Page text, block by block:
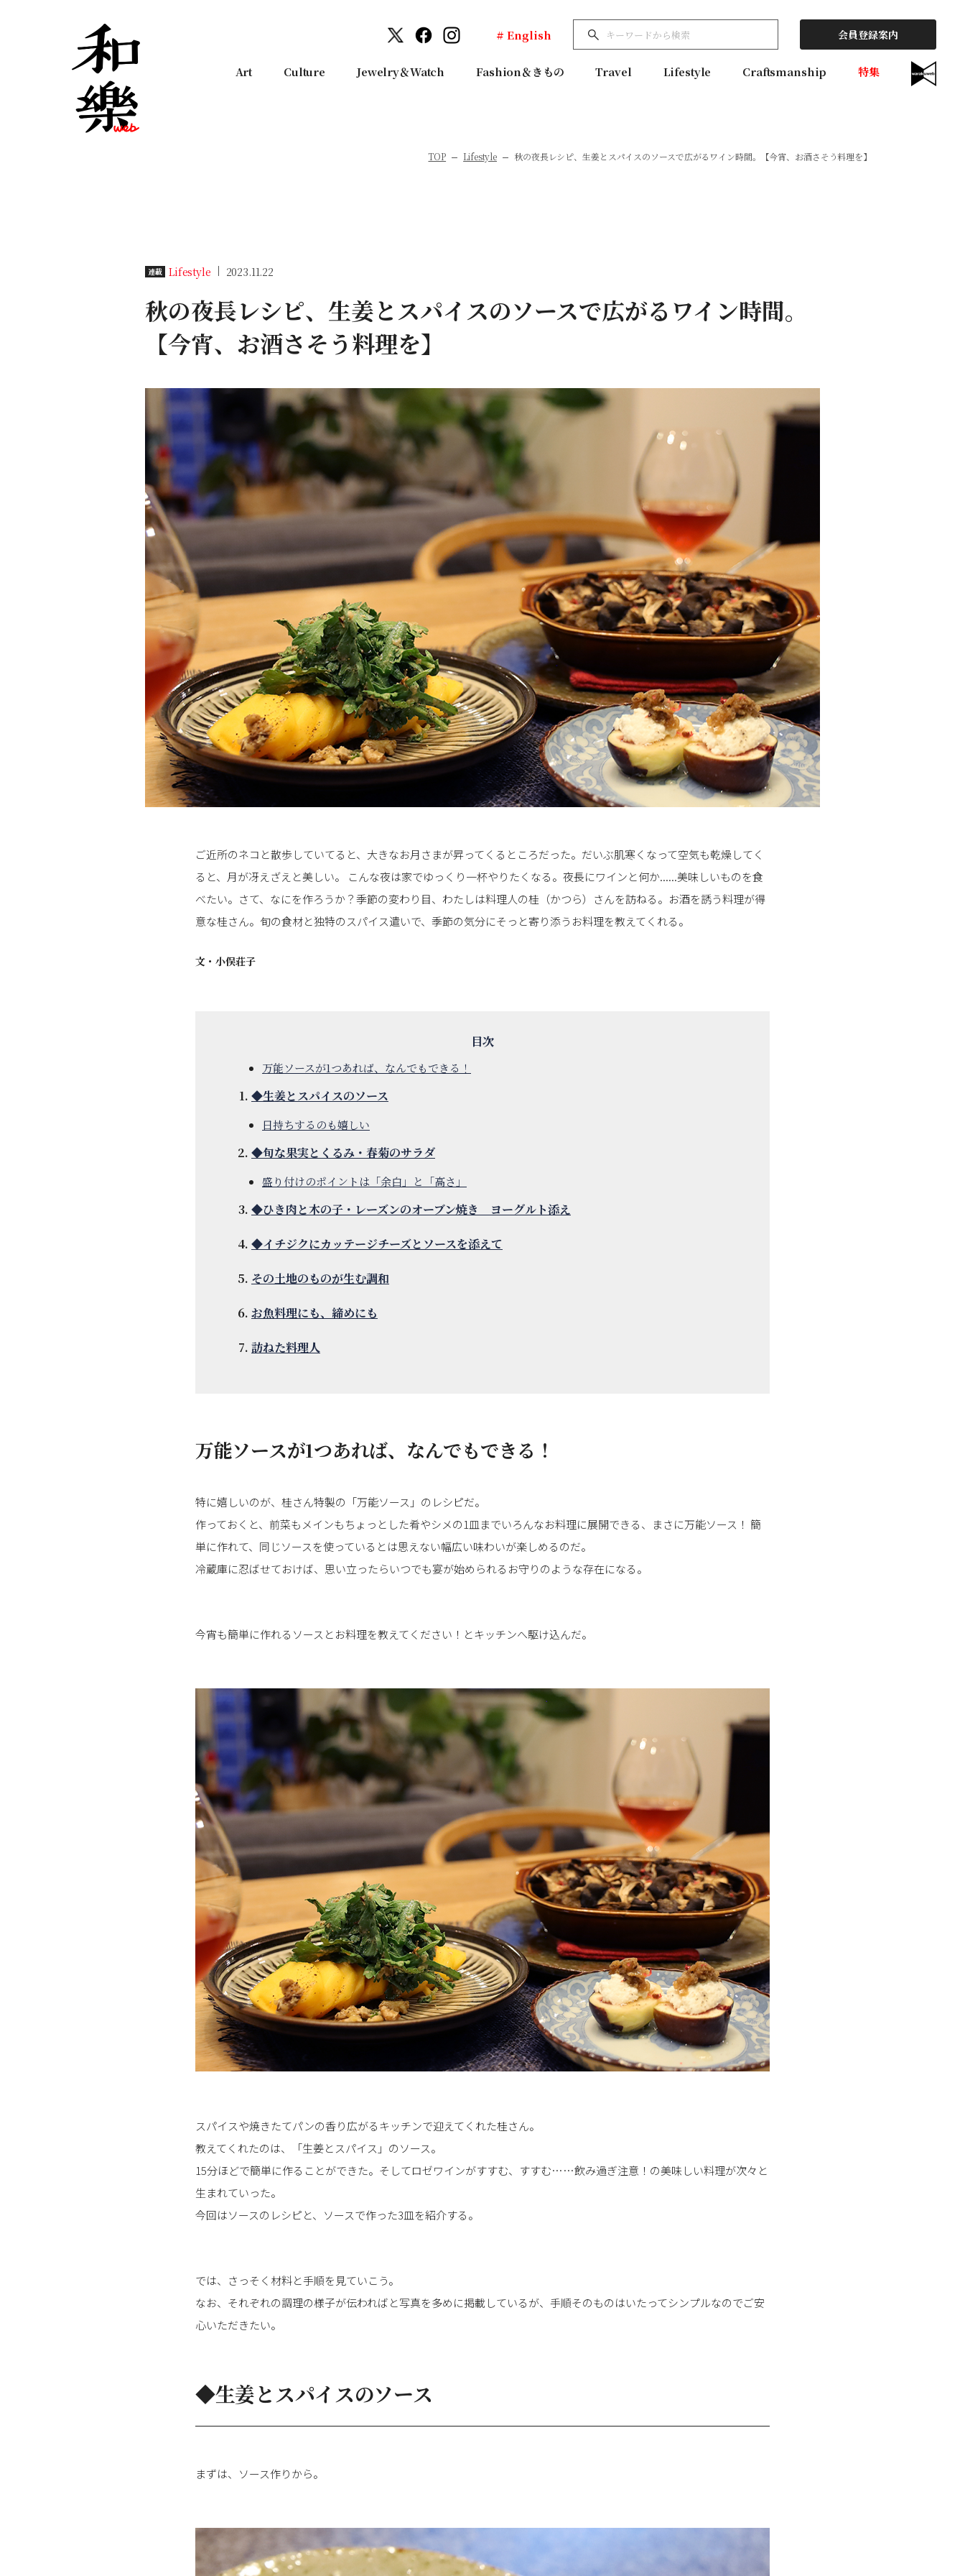
# English 会員登録案内
Art Culture Jewelry＆Watch Fashion＆きもの Travel Lifestyle Craftsmanship 特集
TOP Lifestyle 秋の夜長レシピ、生姜とスパイスのソースで広がるワイン時間。【今宵、お酒さそう料理を】
連載 Lifestyle 2023.11.22
秋の夜長レシピ、生姜とスパイスのソースで広がるワイン時間。
【今宵、お酒さそう料理を】
ご近所のネコと散歩していてると、大きなお月さまが昇ってくるところだった。だいぶ肌寒くなって空気も乾燥してく
ると、月が冴えざえと美しい。 こんな夜は家でゆっくり一杯やりたくなる。夜長にワインと何か......美味しいものを食
べたい。さて、なにを作ろうか？季節の変わり目、わたしは料理人の桂（かつら）さんを訪ねる。お酒を誘う料理が得
意な桂さん。旬の食材と独特のスパイス遣いで、季節の気分にそっと寄り添うお料理を教えてくれる。
文・ 小俣荘子
万能ソースが1つあれば、なんでもできる！
◆生姜とスパイスのソース
日持ちするのも嬉しい
◆旬な果実とくるみ・春菊のサラダ
盛り付けのポイントは「余白」と「高さ」
◆ひき肉と木の子・レーズンのオーブン焼き ヨーグルト添え
◆イチジクにカッテージチーズとソースを添えて
その土地のものが生む調和
お魚料理にも、締めにも
訪ねた料理人
万能ソースが1つあれば、なんでもできる！
特に嬉しいのが、桂さん特製の「万能ソース」のレシピだ。
作っておくと、前菜もメインもちょっとした肴やシメの1皿までいろんなお料理に展開できる、まさに万能ソース！ 簡
単に作れて、同じソースを使っているとは思えない幅広い味わいが楽しめるのだ。
冷蔵庫に忍ばせておけば、思い立ったらいつでも宴が始められるお守りのような存在になる。
今宵も簡単に作れるソースとお料理を教えてください！とキッチンへ駆け込んだ。
スパイスや焼きたてパンの香り広がるキッチンで迎えてくれた桂さん。
教えてくれたのは、「生姜とスパイス」のソース。
15分ほどで簡単に作ることができた。そしてロゼワインがすすむ、すすむ……飲み過ぎ注意！の美味しい料理が次々と
生まれていった。
今回はソースのレシピと、ソースで作った3皿を紹介する。
では、さっそく材料と手順を見ていこう。
なお、それぞれの調理の様子が伝わればと写真を多めに掲載しているが、手順そのものはいたってシンプルなのでご安
心いただきたい。
◆生姜とスパイスのソース
まずは、ソース作りから。